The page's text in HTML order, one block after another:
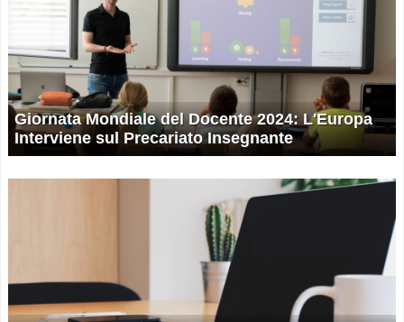
Giornata Mondiale del Docente 2024: L'Europa
Interviene sul Precariato Insegnante